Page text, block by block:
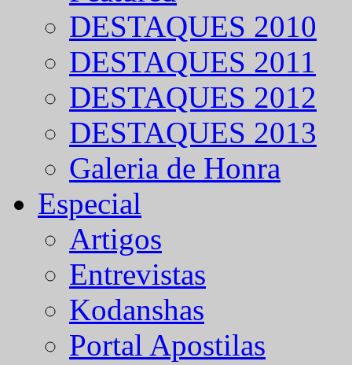
DESTAQUES 2010
DESTAQUES 2011
DESTAQUES 2012
DESTAQUES 2013
Galeria de Honra
Especial
Artigos
Entrevistas
Kodanshas
Portal Apostilas